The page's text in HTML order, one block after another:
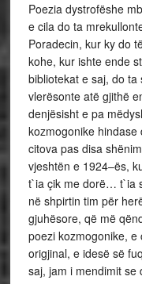
Poezia dystrofëshe
e cila do ta
Poradecin, kur ky do
kohe, kur ishte ende
bibliotekat e saj, do
vlerësonte atë gjithë
denjësisht e pa
kozmogonike hindase
citova pas disa
vjeshtën e 1924–ës,
t`ia çik me dorë… t`ia
në shpirtin tim për
gjuhësore, që më
poezi kozmogonike,
origjinal, e idesë së
saj, jam i mendimit se